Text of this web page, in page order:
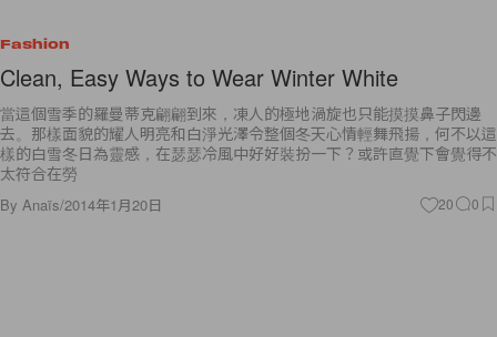
Fashion
Clean, Easy Ways to Wear Winter White
當這個雪季的羅曼蒂克翩翩到來，凍人的極地渦旋也只能摸摸鼻子閃邊
去。那樣面貌的耀人明亮和白淨光澤令整個冬天心情輕舞飛揚，何不以這
樣的白雪冬日為靈感，在瑟瑟冷風中好好裝扮一下？或許直覺下會覺得不
太符合在勞
By Anaïs/2014年1月20日 20 0